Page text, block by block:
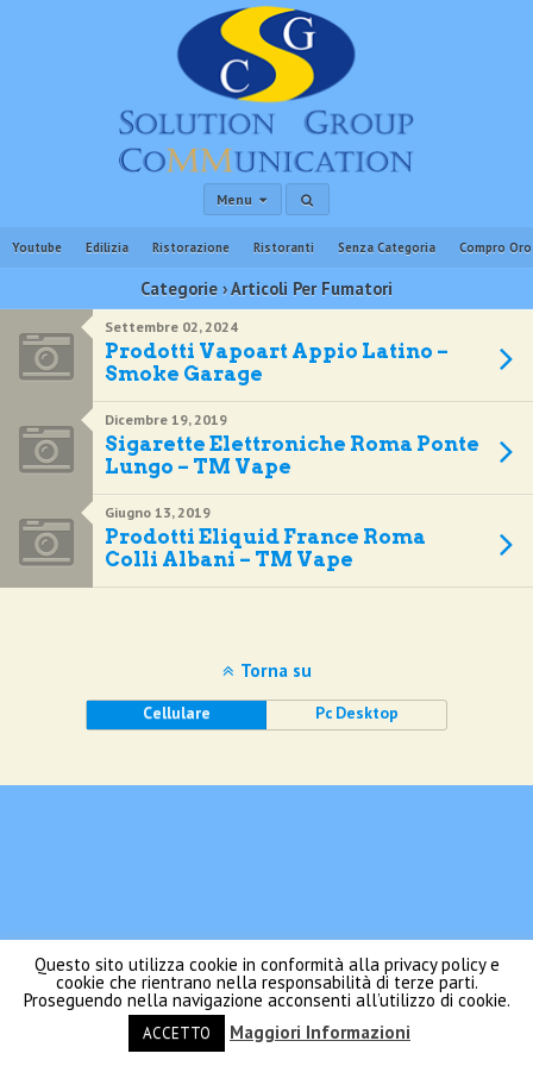
Menu
Youtube Edilizia Ristorazione Ristoranti Senza Categoria Compro Oro
Categorie ›Articoli Per Fumatori
Settembre 02, 2024
Prodotti Vapoart Appio Latino –
Smoke Garage
Dicembre 19, 2019
Sigarette Elettroniche Roma Ponte
Lungo – TM Vape
Giugno 13, 2019
Prodotti Eliquid France Roma
Colli Albani – TM Vape
Questo sito utilizza cookie in conformità alla privacy policy e
cookie che rientrano nella responsabilità di terze parti.
Proseguendo nella navigazione acconsenti all’utilizzo di cookie.
ACCETTO Maggiori Informazioni
Torna su
Cellulare Pc Desktop